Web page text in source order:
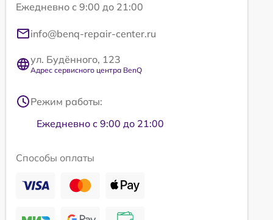
Ежедневно с 9:00 до 21:00
info@benq-repair-center.ru
ул. Будённого, 123
Адрес сервисного центра BenQ
Режим работы:
Ежедневно с 9:00 до 21:00
Способы оплаты